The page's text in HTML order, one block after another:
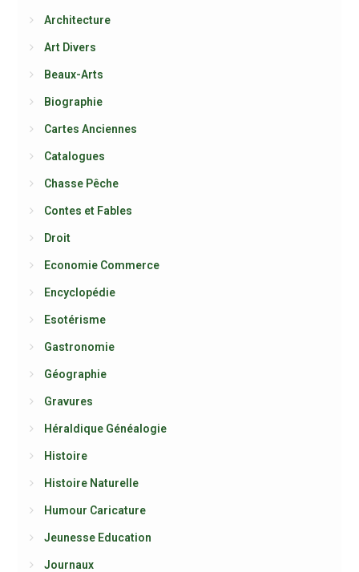
Architecture
Art Divers
Beaux-Arts
Biographie
Cartes Anciennes
Catalogues
Chasse Pêche
Contes et Fables
Droit
Economie Commerce
Encyclopédie
Esotérisme
Gastronomie
Géographie
Gravures
Héraldique Généalogie
Histoire
Histoire Naturelle
Humour Caricature
Jeunesse Education
Journaux